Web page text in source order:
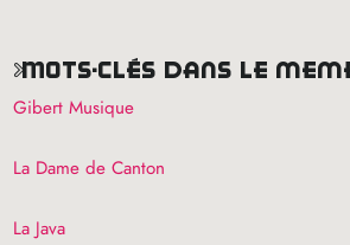
mots-clés dans le
Gibert Musique
La Dame de Canton
La Java